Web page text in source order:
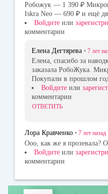
Робожук — 1 390 ₽
Iskra Neo — 690 ₽ и ещё
Войдите или
комментарии
Елена Дегтярева • 7 лет
Елена, спасибо за
заказала РобоЖука.
Покупали в прошлом
Войдите или
комментарии
ОТВЕТИТЬ
Лора Кравченко • 7 лет назад
Ооо, как же я прозевала?
Войдите или
комментарии